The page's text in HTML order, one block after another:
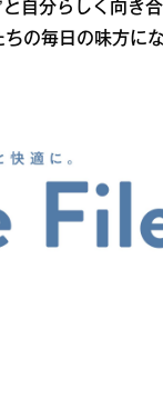
自分らしく向き
の毎日の味方に